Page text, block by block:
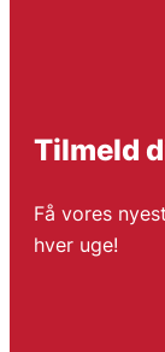
Tilmeld
Få vores
hver uge!